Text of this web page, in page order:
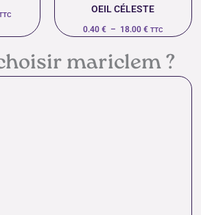
OEIL CÉLESTE
0.40 € – 18.00 € TTC
mariclem ?